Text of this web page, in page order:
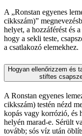
A „Ronstan egyenes
cikkszám)”
helyet, a hozzáférést és
hogy a sekli teste,
a csatlakozó elemekhez.
Hogyan ellenőrizzem és
stiftes
A Ronstan egyenes
cikkszám) testén nézd
kopás vagy korrózió, és
helyén marad-e. Sérült
tovább; sós víz után